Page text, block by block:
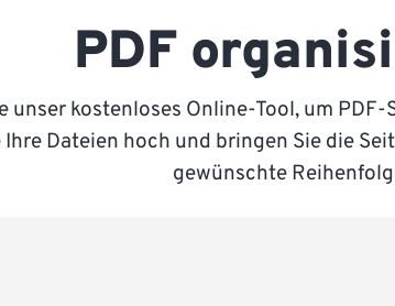
PDF
unser kostenloses Online-Tool, um
Ihre Dateien hoch und bringen Sie die
gewünschte